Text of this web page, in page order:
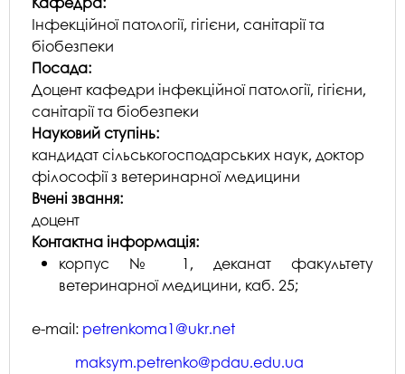
Інфекційної патології, гігієни, санітарії та
біобезпеки
Посада:
Доцент кафедри інфекційної патології, гігієни,
санітарії та біобезпеки
Науковий ступінь:
кандидат сільськогосподарських наук, доктор
філософії з ветеринарної медицини
Вчені звання:
доцент
Контактна інформація:
корпус № 1, деканат факультету
ветеринарної медицини, каб. 25;
e-mail: petrenkoma1@ukr.net
maksym.petrenko@pdau.edu.ua